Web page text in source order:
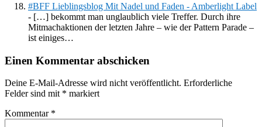
#BFF Lieblingsblog Mit Nadel und Faden - Amberlight Label
- […] bekommt man unglaublich viele Treffer. Durch ihre
Mitmachaktionen der letzten Jahre – wie der Pattern Parade –
ist einiges…
Einen Kommentar abschicken
Deine E-Mail-Adresse wird nicht veröffentlicht. Erforderliche
Felder sind mit * markiert
Kommentar *